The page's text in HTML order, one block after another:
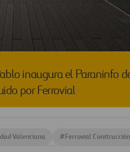
inaugura el Paraninfo
por Ferrovial
Valenciana #Ferrovial Construcción